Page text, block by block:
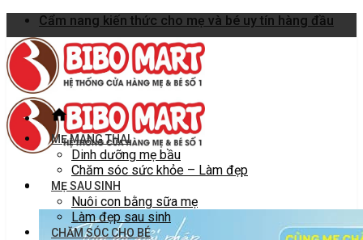
Skip
to
content
Cẩm nang kiến thức cho mẹ và bé uy tín hàng đầu
MẸ MANG THAI
Dinh dưỡng mẹ bầu
Chăm sóc sức khỏe – Làm đẹp
MẸ SAU SINH
Nuôi con bằng sữa mẹ
Làm đẹp sau sinh
CHĂM SÓC CHO BÉ